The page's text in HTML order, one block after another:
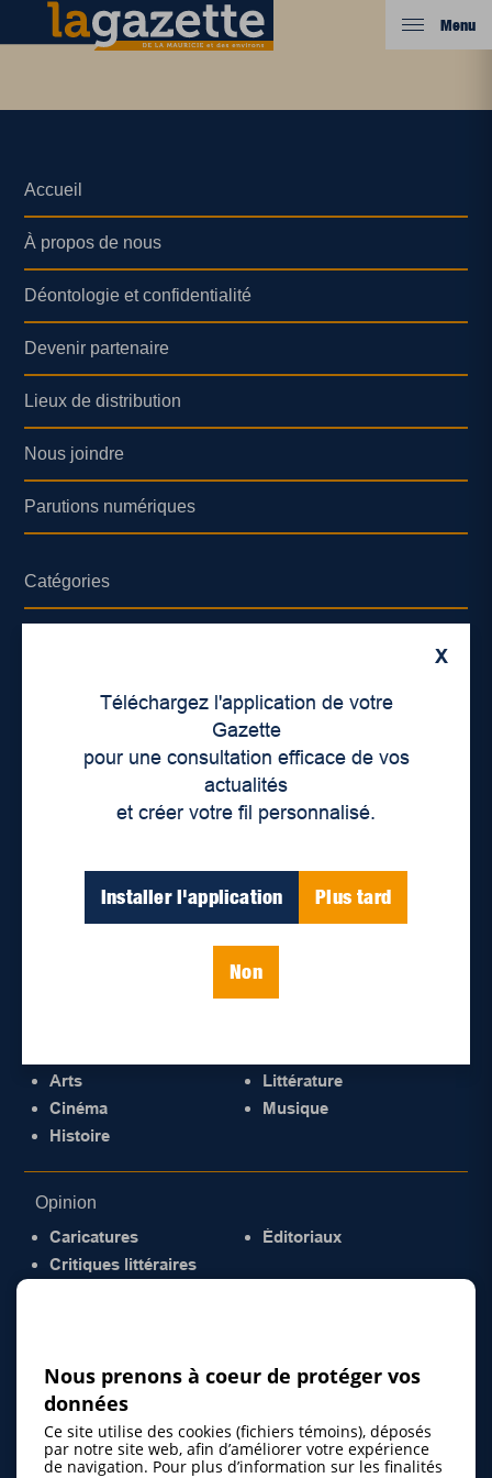
Menu
X
Téléchargez l'application de votre
Gazette
pour une consultation efficace de vos
actualités
et créer votre fil personnalisé.
Installer l'application Plus tard
Non
Accueil
À propos de nous
Déontologie et confidentialité
Devenir partenaire
Lieux de distribution
Nous joindre
Parutions numériques
Catégories
International
Politique
Santé
Arts
Cinéma
Histoire
Littérature
Musique
Opinion
Caricatures
Critiques littéraires
Éditoriaux
Nous prenons à coeur de protéger vos
données
Ce site utilise des cookies (fichiers témoins), déposés
par notre site web, afin d’améliorer votre expérience
de navigation. Pour plus d’information sur les finalités